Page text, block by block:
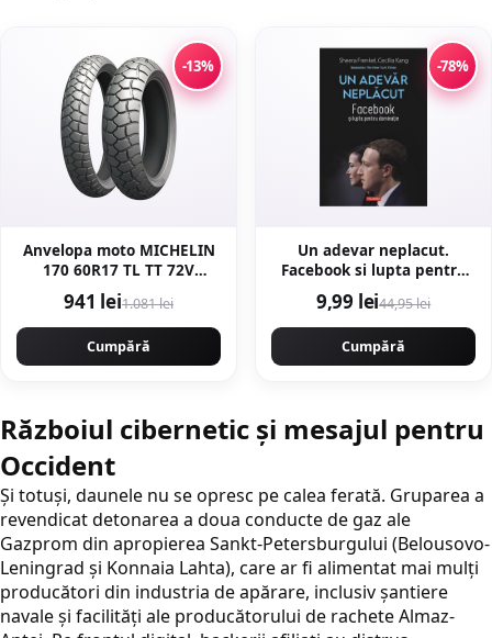
-13%
Anvelopa moto MICHELIN
170 60R17 TL TT 72V
ANAKEE ADVENTURE
Tractiune
941 lei1.081 lei
Cumpără
-78%
Un adevar neplacut.
Facebook si lupta pentru
dominatie - Sheera Frenkel,
Cecilia Kang
9,99 lei44,95 lei
Cumpără
Războiul cibernetic și mesajul pentru
Occident
Și totuși, daunele nu se opresc pe calea ferată. Gruparea a
revendicat detonarea a doua conducte de gaz ale
Gazprom din apropierea Sankt-Petersburgului (Belousovo-
Leningrad și Konnaia Lahta), care ar fi alimentat mai mulți
producători din industria de apărare, inclusiv șantiere
navale și facilități ale producătorului de rachete Almaz-